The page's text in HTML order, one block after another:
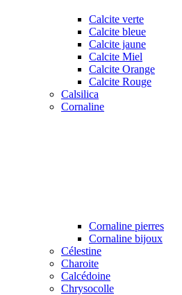
Calcite verte
Calcite bleue
Calcite jaune
Calcite Miel
Calcite Orange
Calcite Rouge
Calsilica
Cornaline
Cornaline pierres
Cornaline bijoux
Célestine
Charoite
Calcédoine
Chrysocolle